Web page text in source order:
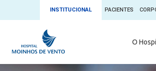
INSTITUCIONAL PACIENTES
O
Serviços Médicos